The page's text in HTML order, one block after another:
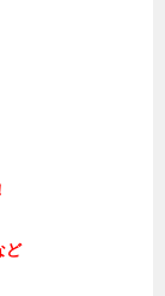
ど